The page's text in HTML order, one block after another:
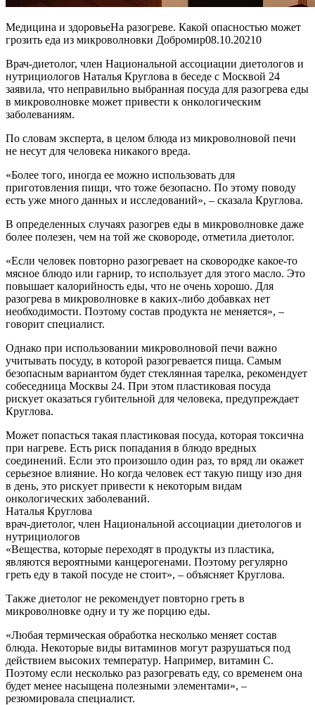
Медицина и здоровьеНа разогреве. Какой опасностью может
грозить еда из микроволновки Добромир08.10.20210
Врач-диетолог, член Национальной ассоциации диетологов и
нутрициологов Наталья Круглова в беседе с Москвой 24
заявила, что неправильно выбранная посуда для разогрева еды
в микроволновке может привести к онкологическим
заболеваниям.
По словам эксперта, в целом блюда из микроволновой печи
не несут для человека никакого вреда.
«Более того, иногда ее можно использовать для
приготовления пищи, что тоже безопасно. По этому поводу
есть уже много данных и исследований», – сказала Круглова.
В определенных случаях разогрев еды в микроволновке даже
более полезен, чем на той же сковороде, отметила диетолог.
«Если человек повторно разогревает на сковородке какое-то
мясное блюдо или гарнир, то использует для этого масло. Это
повышает калорийность еды, что не очень хорошо. Для
разогрева в микроволновке в каких-либо добавках нет
необходимости. Поэтому состав продукта не меняется», –
говорит специалист.
Однако при использовании микроволновой печи важно
учитывать посуду, в которой разогревается пища. Самым
безопасным вариантом будет стеклянная тарелка, рекомендует
собеседница Москвы 24. При этом пластиковая посуда
рискует оказаться губительной для человека, предупреждает
Круглова.
Может попасться такая пластиковая посуда, которая токсична
при нагреве. Есть риск попадания в блюдо вредных
соединений. Если это произошло один раз, то вряд ли окажет
серьезное влияние. Но когда человек ест такую пищу изо дня
в день, это рискует привести к некоторым видам
онкологических заболеваний.
Наталья Круглова
врач-диетолог, член Национальной ассоциации диетологов и
нутрициологов
«Вещества, которые переходят в продукты из пластика,
являются вероятными канцерогенами. Поэтому регулярно
греть еду в такой посуде не стоит», – объясняет Круглова.
Также диетолог не рекомендует повторно греть в
микроволновке одну и ту же порцию еды.
«Любая термическая обработка несколько меняет состав
блюда. Некоторые виды витаминов могут разрушаться под
действием высоких температур. Например, витамин C.
Поэтому если несколько раз разогревать еду, со временем она
будет менее насыщена полезными элементами», –
резюмировала специалист.